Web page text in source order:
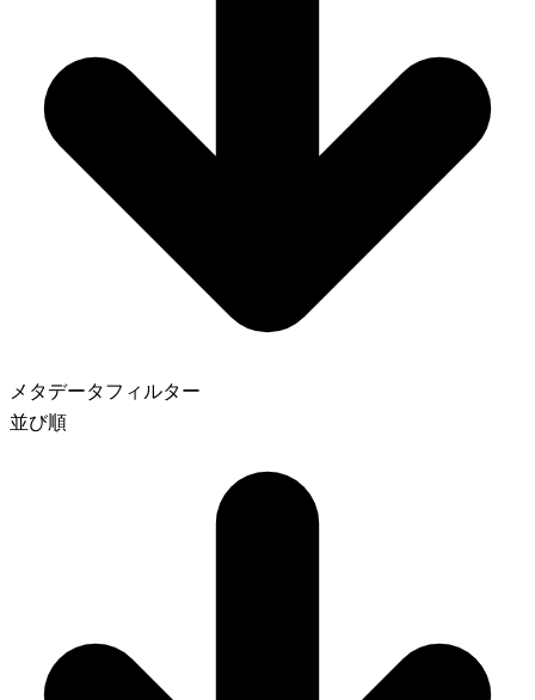
メタデータフィルター
並び順